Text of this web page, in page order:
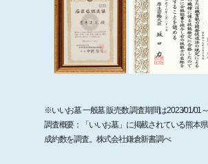
※いいお墓 一般墓 販売数 調査期間は2023/01/01
調査概要：「いいお墓」に掲載されている熊本
成約数を調査。株式会社鎌倉新書調べ